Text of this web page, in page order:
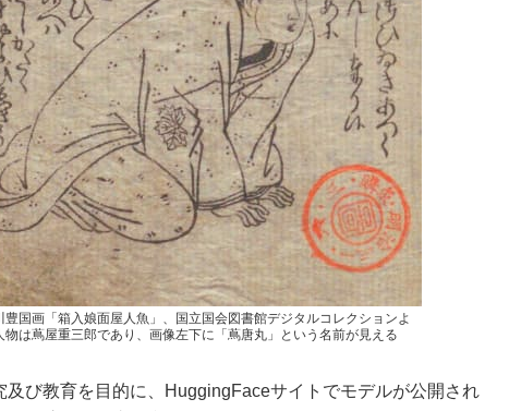
豊国画「箱入娘面屋人魚」、国立国会図書館デジタルコレクションよ
物は蔦屋重三郎であり、画像左下に「蔦唐丸」という名前が見える
及び教育を目的に、HuggingFaceサイトでモデルが公開され